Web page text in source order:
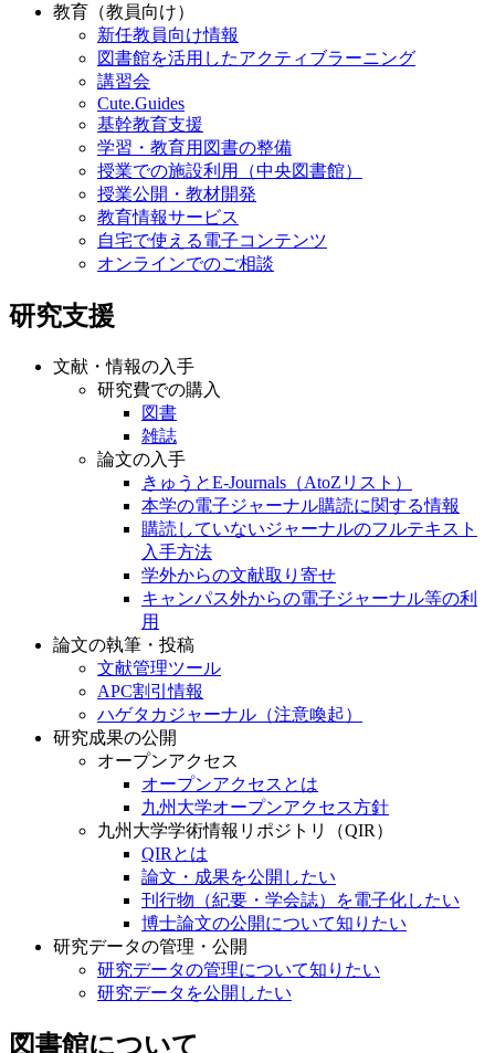
教育（教員向け）
新任教員向け情報
図書館を活用したアクティブラーニング
講習会
Cute.Guides
基幹教育支援
学習・教育用図書の整備
授業での施設利用（中央図書館）
授業公開・教材開発
教育情報サービス
自宅で使える電子コンテンツ
オンラインでのご相談
研究支援
文献・情報の入手
研究費での購入
図書
雑誌
論文の入手
きゅうとE-Journals（AtoZリスト）
本学の電子ジャーナル購読に関する情報
購読していないジャーナルのフルテキスト
入手方法
学外からの文献取り寄せ
キャンパス外からの電子ジャーナル等の利
用
論文の執筆・投稿
文献管理ツール
APC割引情報
ハゲタカジャーナル（注意喚起）
研究成果の公開
オープンアクセス
オープンアクセスとは
九州大学オープンアクセス方針
九州大学学術情報リポジトリ（QIR）
QIRとは
論文・成果を公開したい
刊行物（紀要・学会誌）を電子化したい
博士論文の公開について知りたい
研究データの管理・公開
研究データの管理について知りたい
研究データを公開したい
図書館について